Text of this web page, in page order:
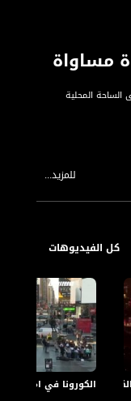
الساحة المحلية
لتحليل ما كان
للمزيد...
كل الفيديوهات
الكورونا في امريكا : من